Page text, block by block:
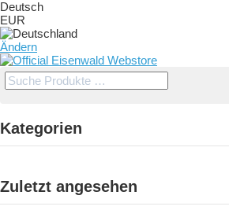
Deutsch
EUR
Ändern
Kategorien
Zuletzt angesehen